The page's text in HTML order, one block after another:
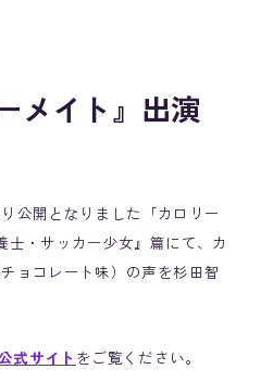
メイト』出演
公開となりました「カロリー
士・サッカー少女』篇にて、カ
ョコレート味）の声を杉田智
式サイト をご覧ください。